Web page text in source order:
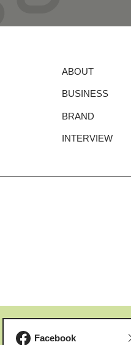
ABOUT
BUSINESS
BRAND
INTERVIEW
Facebook